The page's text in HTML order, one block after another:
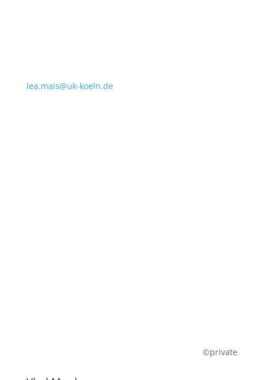
lea.mais@uk-koeln.de
©private